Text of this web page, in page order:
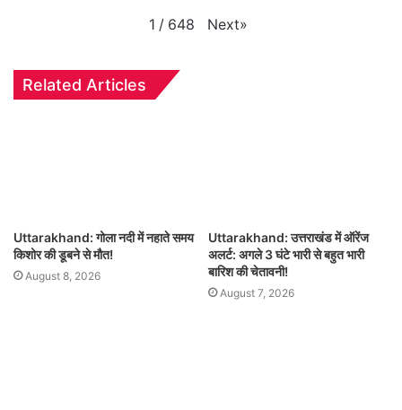
1 / 648 Next»
Related Articles
Uttarakhand: गोला नदी में नहाते समय
किशोर की डूबने से मौत!
August 8, 2026
Uttarakhand: उत्तराखंड में ऑरेंज
अलर्ट: अगले 3 घंटे भारी से बहुत भारी
बारिश की चेतावनी!
August 7, 2026